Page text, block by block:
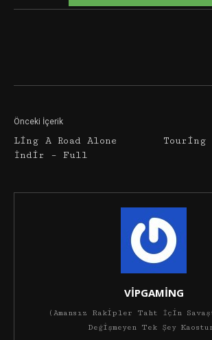
Önceki İçerik
Ling A Road Alone
İndir – Full
VİPGAMİNG
(Amansız Rakipler Taht İçin
Değişmeyen Tek Şey